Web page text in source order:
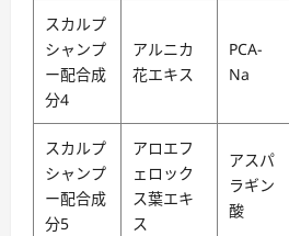
スカルプ
シャンプ
ー配合成
分4
アルニカ
花エキス
PCA-
Na
スカルプ
シャンプ
ー配合成
分5
アロエフ
ェロック
ス葉エキ
ス
アスパ
ラギン
酸